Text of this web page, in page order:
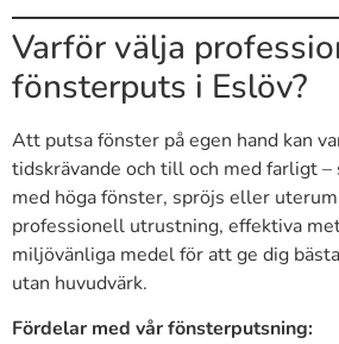
Varför välja
fönsterputs i Eslöv?
Att putsa fönster på egen hand kan
tidskrävande och till och med farligt
med höga fönster, spröjs eller
professionell utrustning, effektiva
miljövänliga medel för att ge dig
utan huvudvärk.
Fördelar med vår fönsterputsning: